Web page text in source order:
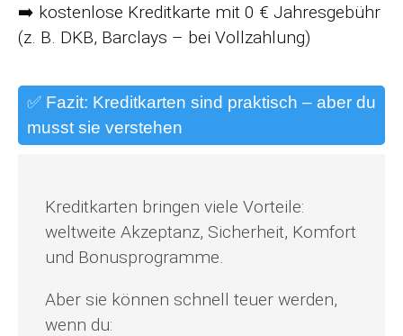
➡️ kostenlose Kreditkarte mit 0 € Jahresgebühr
(z. B. DKB, Barclays – bei Vollzahlung)
✅ Fazit: Kreditkarten sind praktisch – aber du
musst sie verstehen
Kreditkarten bringen viele Vorteile:
weltweite Akzeptanz, Sicherheit, Komfort
und Bonusprogramme.
Aber sie können schnell teuer werden,
wenn du: